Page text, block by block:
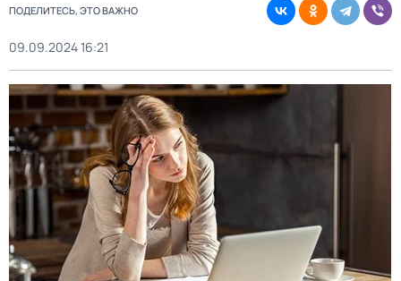
ПОДЕЛИТЕСЬ, ЭТО ВАЖНО
09.09.2024 16:21